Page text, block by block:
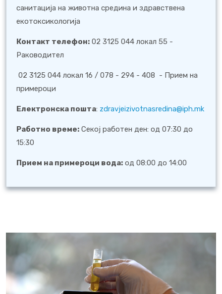
санитација на животна средина и здравствена
екотоксикологија
Контакт телефон: 02 3125 044 локал 55 -
Раководител
02 3125 044 локал 16 / 078 - 294 - 408 - Прием на
примероци
Електронска пошта: zdravjeizivotnasredina@iph.mk
Работно време: Секој работен ден: од 07:30 до
15:30
Прием на примероци вода: од 08:00 до 14:00